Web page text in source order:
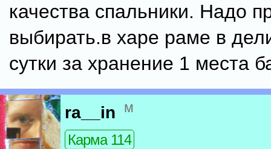
качества спальники. Надо
выбирать.в харе раме в
сутки за хранение 1 места
ra__in м
Карма 114